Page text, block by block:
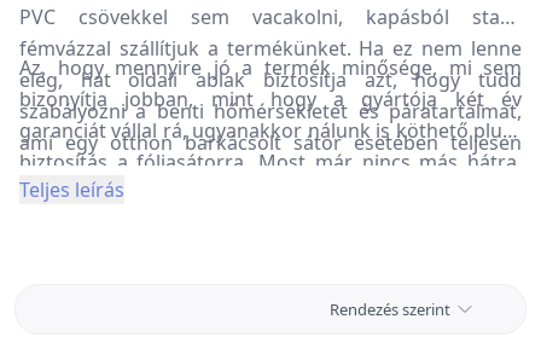
PVC csövekkel sem vacakolni, kapásból stabil
fémvázzal szállítjuk a termékünket. Ha ez nem lenne
elég, hat oldali ablak biztosítja azt, hogy tudd
szabályozni a benti hőmérsékletet és páratartalmat,
ami egy otthon barkácsolt sátor esetében teljesen
lehetetlen.
Az, hogy mennyire jó a termék minősége, mi sem
bizonyítja jobban, mint hogy a gyártója két év
garanciát vállal rá, ugyanakkor nálunk is köthető plusz
biztosítás a fóliasátorra. Most már nincs más hátra,
mint kiválasztani a megfelelő méretet, és indulhat is a
Teljes leírás
Rendezés szerint